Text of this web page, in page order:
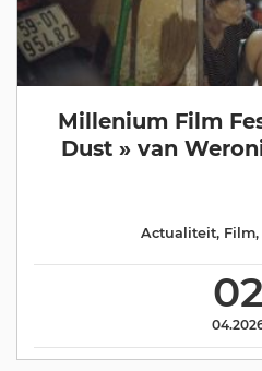
Millenium Film
Dust » van
02
Actualiteit, Film,